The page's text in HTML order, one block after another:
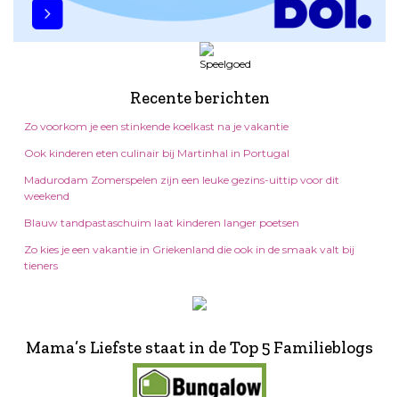
Recente berichten
Zo voorkom je een stinkende koelkast na je vakantie
Ook kinderen eten culinair bij Martinhal in Portugal
Madurodam Zomerspelen zijn een leuke gezins-uittip voor dit
weekend
Blauw tandpastaschuim laat kinderen langer poetsen
Zo kies je een vakantie in Griekenland die ook in de smaak valt bij
tieners
Mama’s Liefste staat in de Top 5 Familieblogs